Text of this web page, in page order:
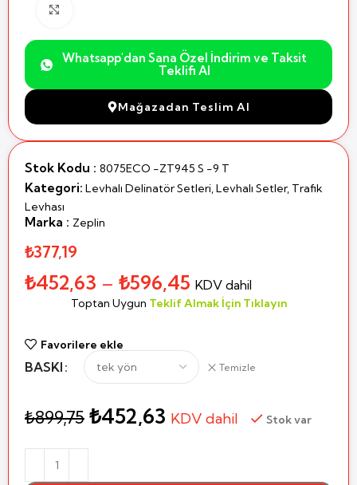
Whatsapp'dan Sana Özel İndirim ve Taksit
Teklifi Al
Mağazadan Teslim Al
Stok Kodu : 8075ECO -ZT945 S -9 T
Kategori: Levhalı Delinatör Setleri,Levhalı Setler, Trafik
Levhası
Marka : Zeplin
₺377,19
₺452,63 – ₺596,45 KDV dahil
Toptan Uygun Teklif Almak İçin Tıklayın
Favorilere ekle
BASKI Temizle
₺899,75 ₺452,63 KDV dahil Stok var